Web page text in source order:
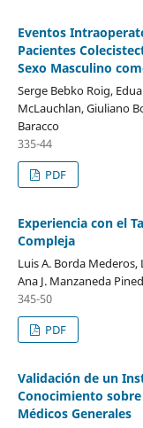
Eventos
Pacientes
Sexo Masculino
Serge Bebko Roig,
McLauchlan, Giuliano
Baracco
335-44
PDF
Experiencia con el
Compleja
Luis A. Borda Mederos,
Ana J. Manzaneda
345-50
PDF
Validación de un
Conocimiento
Médicos Generales